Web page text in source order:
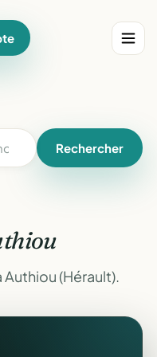
Rechercher
(Hérault).